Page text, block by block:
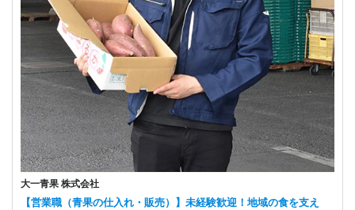
大一青果 株式会社
【営業職（青果の仕入れ・販売）】未経験歓迎！地域の食を支え